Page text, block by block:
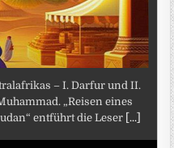
– I. Darfur und II.
„Reisen eines
entführt die Leser [...]